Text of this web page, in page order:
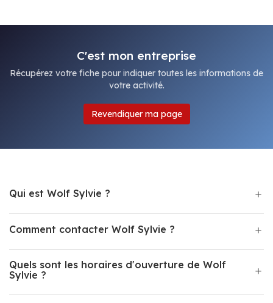
C'est mon entreprise
Récupérez votre fiche pour indiquer toutes les informations de
votre activité.
Revendiquer ma page
Qui est Wolf Sylvie ?
Comment contacter Wolf Sylvie ?
Quels sont les horaires d'ouverture de Wolf
Sylvie ?